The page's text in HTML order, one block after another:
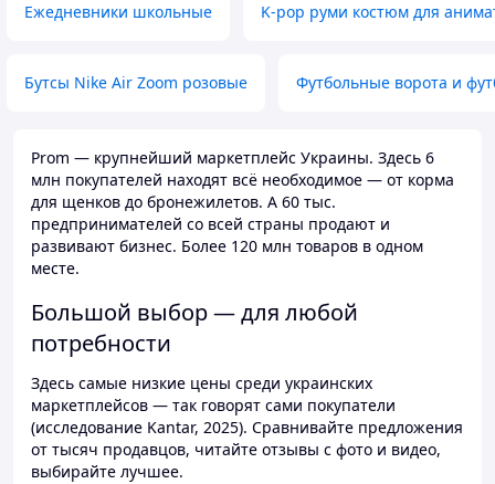
Ежедневники школьные K-pop руми костюм для
Бутсы Nike Air Zoom розовые Футбольные ворота и
Prom — крупнейший маркетплейс Украины. Здесь 6
млн покупателей находят всё необходимое — от корма
для щенков до бронежилетов. А 60 тыс.
предпринимателей со всей страны продают и
развивают бизнес. Более 120 млн товаров в одном
месте.
Большой выбор — для любой
потребности
Здесь самые низкие цены среди украинских
маркетплейсов — так говорят сами покупатели
(исследование Kantar, 2025). Сравнивайте предложения
от тысяч продавцов, читайте отзывы с фото и видео,
выбирайте лучшее.